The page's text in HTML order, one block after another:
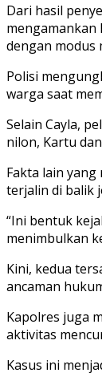
Dari hasil
mengamankan
dengan modus
Polisi
warga saat
Selain Cayla,
nilon, Kartu
Fakta lain
terjalin di balik
“Ini bentuk
menimbulkan
Kini, kedua
ancaman
Kapolres juga
aktivitas
Kasus ini